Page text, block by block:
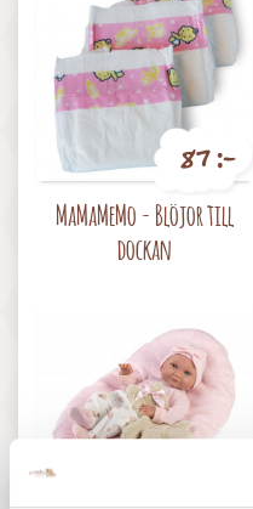
87 :-
MaMaMeMo - Blöjor till
dockan